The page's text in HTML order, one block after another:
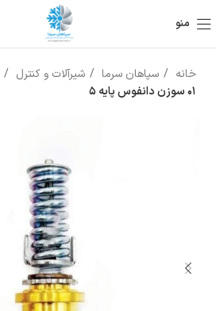
منو
خانه سپاهان سرما شیرآلات و کنترل
۰۱ سوزن دانفوس پايه ۵